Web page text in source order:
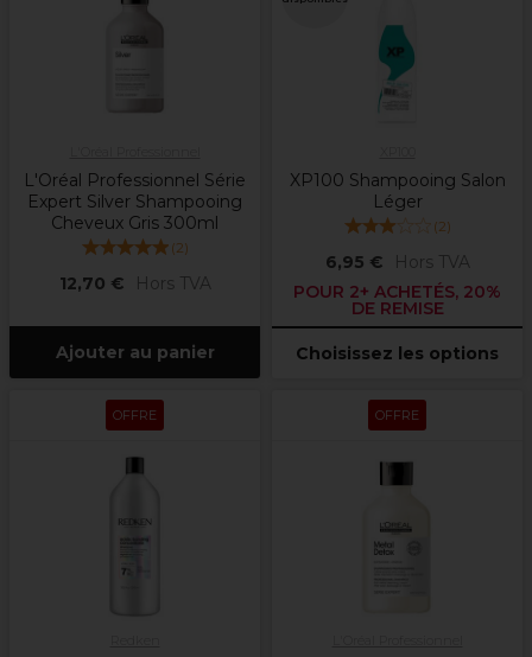
L'Oréal Professionnel Série
Expert Silver Shampooing
Cheveux Gris 300ml
(2)
12,70 € Hors TVA
Ajouter au panier
XP100 Shampooing Salon
Léger
(2)
6,95 €
Hors TVA
POUR 2+ ACHETÉS, 20%
DE REMISE
Choisissez les options
OFFRE OFFRE